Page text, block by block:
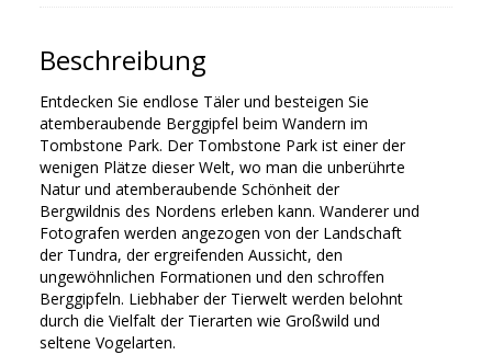
Beschreibung
Entdecken Sie endlose Täler und besteigen Sie
atemberaubende Berggipfel beim Wandern im
Tombstone Park. Der Tombstone Park ist einer der
wenigen Plätze dieser Welt, wo man die unberührte
Natur und atemberaubende Schönheit der
Bergwildnis des Nordens erleben kann. Wanderer und
Fotografen werden angezogen von der Landschaft
der Tundra, der ergreifenden Aussicht, den
ungewöhnlichen Formationen und den schroffen
Berggipfeln. Liebhaber der Tierwelt werden belohnt
durch die Vielfalt der Tierarten wie Großwild und
seltene Vogelarten.